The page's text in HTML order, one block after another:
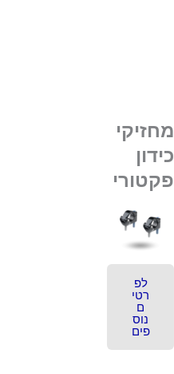
מחזיקי
כידון
פקטורי
לפ
רטי
ם
נוס
פים